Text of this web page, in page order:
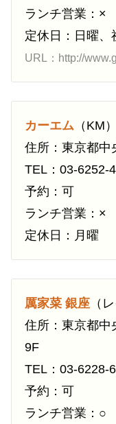
ランチ営業：×
定休日：日曜、
URL：http://
カーエム （KM
住所：東京都中
TEL：03-6252-
予約：可
ランチ営業：×
定休日：月曜
厲家菜 銀座 （
住所：東京都中
9F
TEL：03-6228-
予約：可
ランチ営業：○